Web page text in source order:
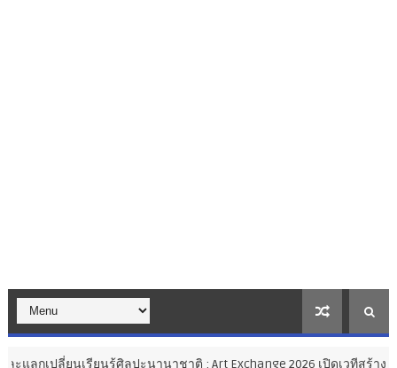
นรู้ศิลปะนานาชาติ : Art Exchange 2026 เปิดเวทีสร้างสรรค์ศิลปะไทย